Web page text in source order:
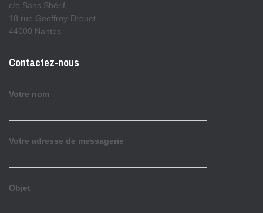
c/o Sans Shérif
18 rue Geoffroy-Drouet
44000 Nantes
Contactez-nous
Votre nom
Votre adresse de messagerie
Objet